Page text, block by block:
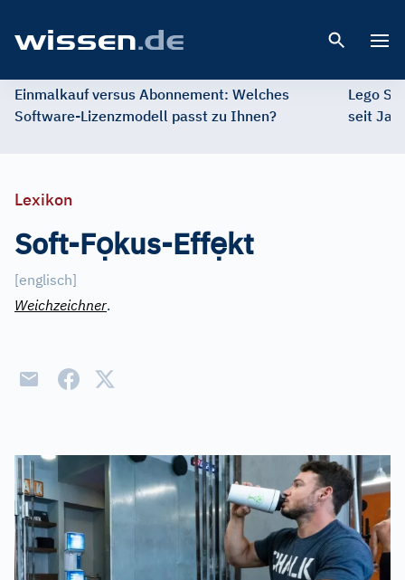
Einmalkauf versus Abonnement: Welches
Software-Lizenzmodell passt zu Ihnen?
Lego
seit
Lexikon
Soft-Fọkus-Effẹkt
[englisch]
Weichzeichner.